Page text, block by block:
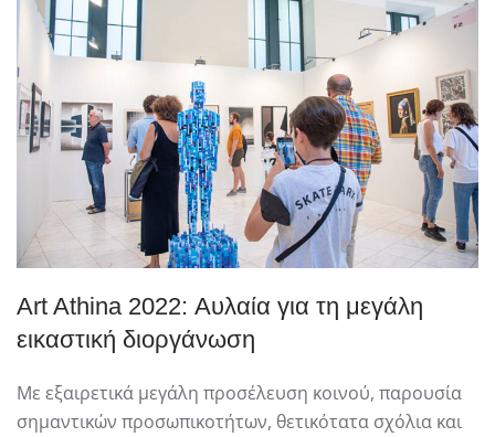
Art Athina 2022: Αυλαία για τη μεγάλη
εικαστική διοργάνωση
Με εξαιρετικά μεγάλη προσέλευση κοινού, παρουσία
σημαντικών προσωπικοτήτων, θετικότατα σχόλια και